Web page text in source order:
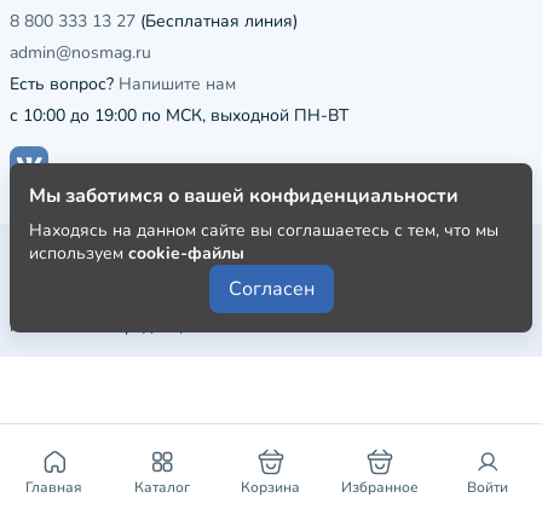
Главная Каталог Корзина Избранное Войти
8 800 333 13 27 (Бесплатная линия)
admin@nosmag.ru
Есть вопрос? Напишите нам
с 10:00 до 19:00 по МСК, выходной ПН-ВТ
Публичная оферта
Пользовательское соглашение
Политика конфиденциальности
Мы заботимся о вашей конфиденциальности
Находясь на данном сайте вы соглашаетесь с тем, что мы
используем cookie-файлы
Согласен